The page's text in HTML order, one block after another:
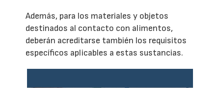
Además, para los materiales y objetos
destinados al contacto con alimentos,
deberán acreditarse también los requisitos
específicos aplicables a estas sustancias.